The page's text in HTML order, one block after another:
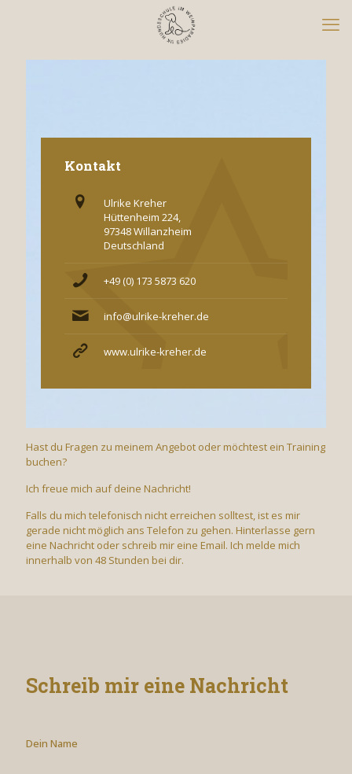
Kontakt
Ulrike Kreher
Hüttenheim 224,
97348 Willanzheim
Deutschland
+49 (0) 173 5873 620
info@ulrike-kreher.de
www.ulrike-kreher.de
Hast du Fragen zu meinem Angebot oder möchtest ein Training
buchen?
Ich freue mich auf deine Nachricht!
Falls du mich telefonisch nicht erreichen solltest, ist es mir
gerade nicht möglich ans Telefon zu gehen. Hinterlasse gern
eine Nachricht oder schreib mir eine Email. Ich melde mich
innerhalb von 48 Stunden bei dir.
Schreib mir eine Nachricht
Dein Name